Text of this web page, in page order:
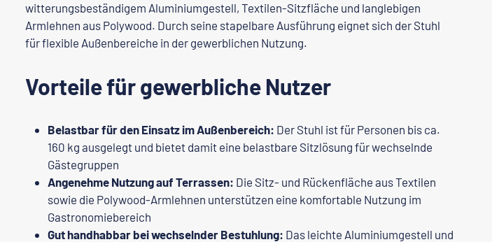
witterungsbeständigem Aluminiumgestell, Textilen-Sitzfläche und langlebigen
Armlehnen aus Polywood. Durch seine stapelbare Ausführung eignet sich der Stuhl
für flexible Außenbereiche in der gewerblichen Nutzung.
Vorteile für gewerbliche Nutzer
Belastbar für den Einsatz im Außenbereich: Der Stuhl ist für Personen bis ca.
160 kg ausgelegt und bietet damit eine belastbare Sitzlösung für wechselnde
Gästegruppen
Angenehme Nutzung auf Terrassen: Die Sitz- und Rückenfläche aus Textilen
sowie die Polywood-Armlehnen unterstützen eine komfortable Nutzung im
Gastronomiebereich
Gut handhabbar bei wechselnder Bestuhlung: Das leichte Aluminiumgestell und